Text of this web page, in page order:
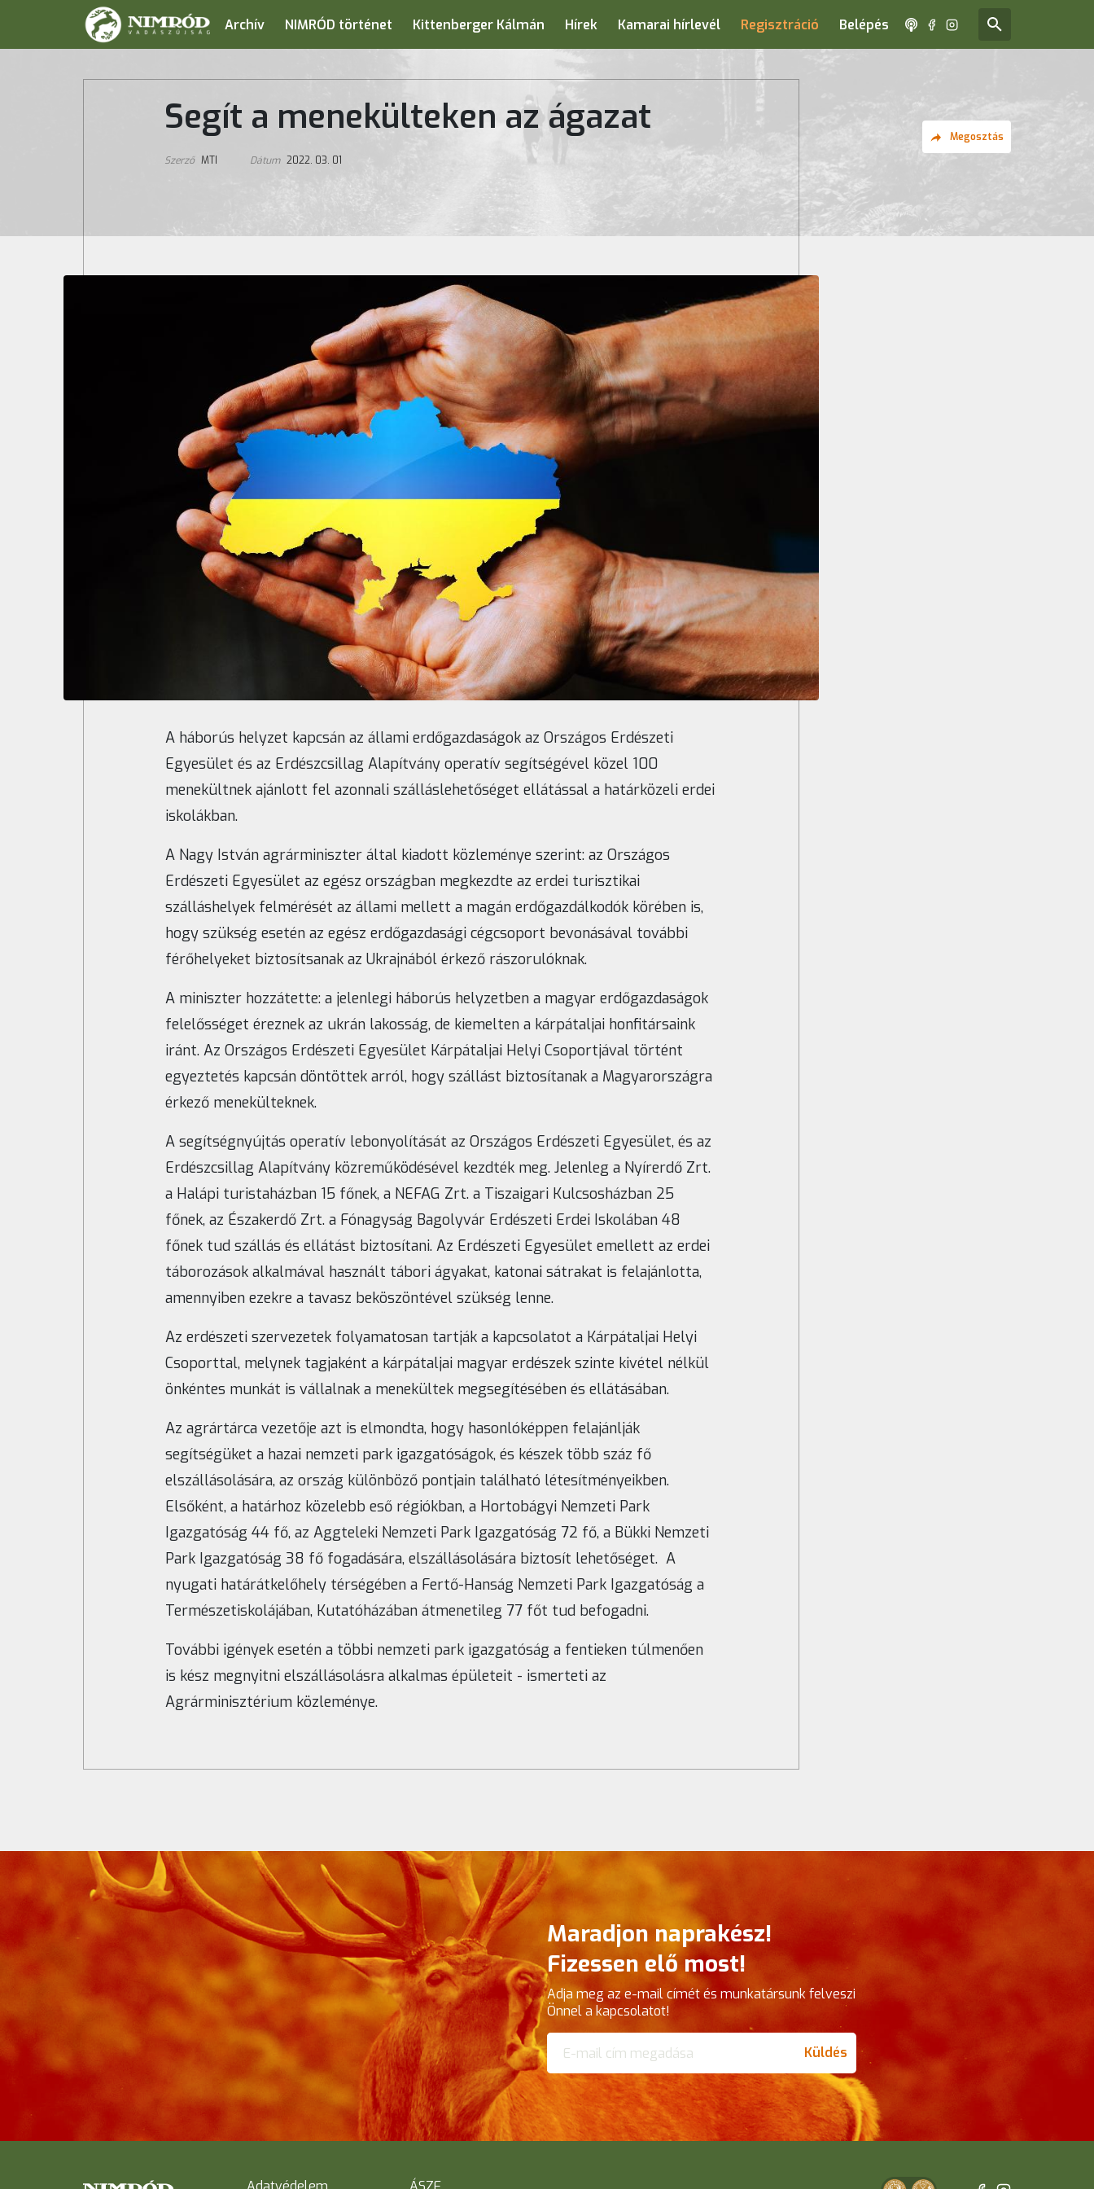
Archív NIMRÓD történet Kittenberger Kálmán Hírek Kamarai hírlevél Regisztráció Belépés
Segít a menekülteken az ágazat
Szerző MTI Dátum 2022. 03. 01
Megosztás
A háborús helyzet kapcsán az állami erdőgazdaságok az Országos Erdészeti
Egyesület és az Erdészcsillag Alapítvány operatív segítségével közel 100
menekültnek ajánlott fel azonnali szálláslehetőséget ellátással a határközeli erdei
iskolákban.
A Nagy István agrárminiszter által kiadott közleménye szerint: az Országos
Erdészeti Egyesület az egész országban megkezdte az erdei turisztikai
szálláshelyek felmérését az állami mellett a magán erdőgazdálkodók körében is,
hogy szükség esetén az egész erdőgazdasági cégcsoport bevonásával további
férőhelyeket biztosítsanak az Ukrajnából érkező rászorulóknak.
A miniszter hozzátette: a jelenlegi háborús helyzetben a magyar erdőgazdaságok
felelősséget éreznek az ukrán lakosság, de kiemelten a kárpátaljai honfitársaink
iránt. Az Országos Erdészeti Egyesület Kárpátaljai Helyi Csoportjával történt
egyeztetés kapcsán döntöttek arról, hogy szállást biztosítanak a Magyarországra
érkező menekülteknek.
A segítségnyújtás operatív lebonyolítását az Országos Erdészeti Egyesület, és az
Erdészcsillag Alapítvány közreműködésével kezdték meg. Jelenleg a Nyírerdő Zrt.
a Halápi turistaházban 15 főnek, a NEFAG Zrt. a Tiszaigari Kulcsosházban 25
főnek, az Északerdő Zrt. a Fónagyság Bagolyvár Erdészeti Erdei Iskolában 48
főnek tud szállás és ellátást biztosítani. Az Erdészeti Egyesület emellett az erdei
táborozások alkalmával használt tábori ágyakat, katonai sátrakat is felajánlotta,
amennyiben ezekre a tavasz beköszöntével szükség lenne.
Az erdészeti szervezetek folyamatosan tartják a kapcsolatot a Kárpátaljai Helyi
Csoporttal, melynek tagjaként a kárpátaljai magyar erdészek szinte kivétel nélkül
önkéntes munkát is vállalnak a menekültek megsegítésében és ellátásában.
Az agrártárca vezetője azt is elmondta, hogy hasonlóképpen felajánlják
segítségüket a hazai nemzeti park igazgatóságok, és készek több száz fő
elszállásolására, az ország különböző pontjain található létesítményeikben.
Elsőként, a határhoz közelebb eső régiókban, a Hortobágyi Nemzeti Park
Igazgatóság 44 fő, az Aggteleki Nemzeti Park Igazgatóság 72 fő, a Bükki Nemzeti
Park Igazgatóság 38 fő fogadására, elszállásolására biztosít lehetőséget. A
nyugati határátkelőhely térségében a Fertő-Hanság Nemzeti Park Igazgatóság a
Természetiskolájában, Kutatóházában átmenetileg 77 főt tud befogadni.
További igények esetén a többi nemzeti park igazgatóság a fentieken túlmenően
is kész megnyitni elszállásolásra alkalmas épületeit - ismerteti az
Agrárminisztérium közleménye.
Maradjon naprakész!
Fizessen elő most!
Adja meg az e-mail címét és munkatársunk felveszi
Önnel a kapcsolatot!
Küldés